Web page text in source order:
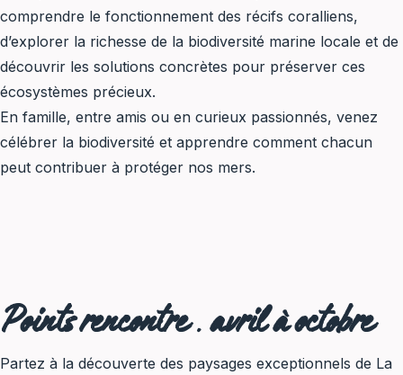
comprendre le fonctionnement des récifs coralliens,
d’explorer la richesse de la biodiversité marine locale et de
découvrir les solutions concrètes pour préserver ces
écosystèmes précieux.
En famille, entre amis ou en curieux passionnés, venez
célébrer la biodiversité et apprendre comment chacun
peut contribuer à protéger nos mers.
Points rencontre.avril à octobre
Partez à la découverte des paysages exceptionnels de La